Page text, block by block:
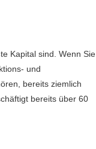
Kapital sind. Wenn Sie
und
bereits ziemlich
bereits über 60